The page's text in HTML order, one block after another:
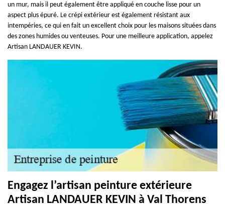
un mur, mais il peut également être appliqué en couche lisse pour un
aspect plus épuré. Le crépi extérieur est également résistant aux
intempéries, ce qui en fait un excellent choix pour les maisons situées dans
des zones humides ou venteuses. Pour une meilleure application, appelez
Artisan LANDAUER KEVIN.
Engagez l’artisan peinture extérieure
Artisan LANDAUER KEVIN à Val Thorens